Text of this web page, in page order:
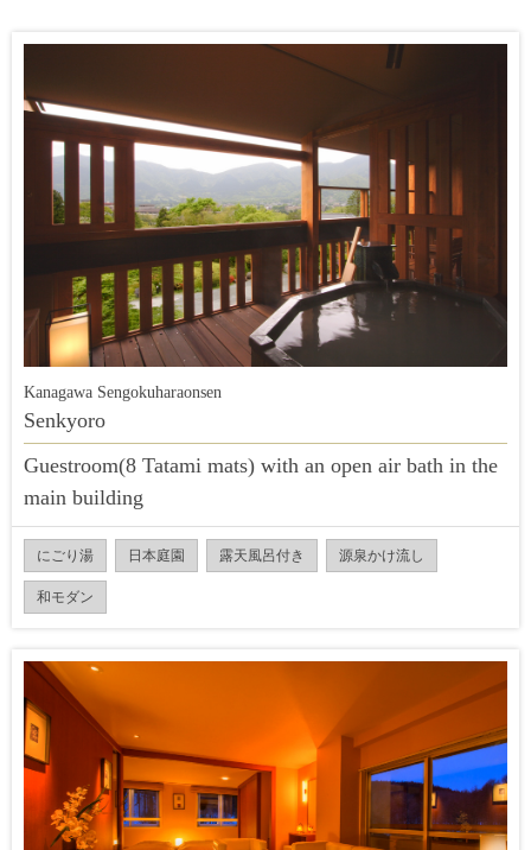
Kanagawa Sengokuharaonsen
Senkyoro
Guestroom(8 Tatami mats) with an open air bath in the
main building
にごり湯 日本庭園 露天風呂付き 源泉かけ流し
和モダン